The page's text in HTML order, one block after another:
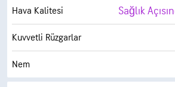
AccuLumen Brightness Index™
Bulutlarla Kaplı
Görüş Alanı
Hava Kalitesi Sağlık
Kuvvetli Rüzgarlar
Nem